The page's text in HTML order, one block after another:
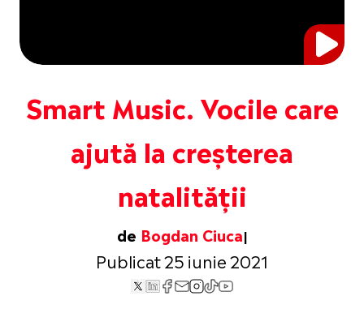
Smart Music. Vocile care
ajută la creșterea
natalității
de Bogdan Ciuca
Publicat 25 iunie 2021